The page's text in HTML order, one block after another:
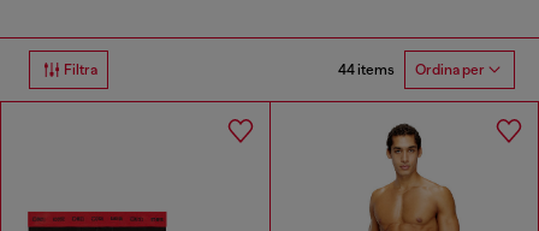
Filtra 44 items Ordina per